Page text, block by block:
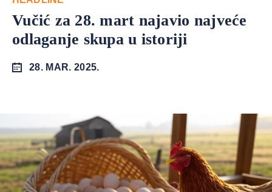
Vučić za 28. mart najavio najveće
odlaganje skupa u istoriji
28. MAR. 2025.